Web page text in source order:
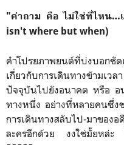
"คำถาม คือ ไม่ใช่ที่ไหน…
isn't where but when)
คำโปรยภาพยนต์ที่บ่งบอกชัด
เกี่ยวกับการเดินทางข้ามเว
ปัจจุบันไปยังอนาคต หรือ อ
ทางหนึ่ง อย่างที่หลายคนซึ่ง
การเดินทางสลับไป-มาขอ
ละครอีกด้วย งงใช่มั้ยหล่ะ